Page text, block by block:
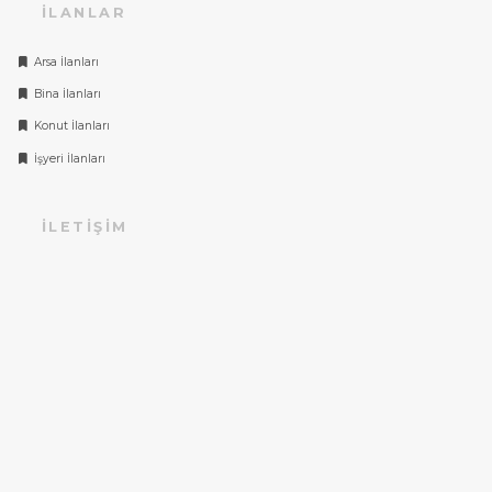
İLANLAR
Arsa İlanları
Bina İlanları
Konut İlanları
İşyeri İlanları
İLETIŞIM